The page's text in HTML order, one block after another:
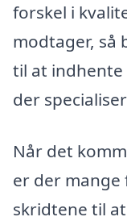
forskel i
modtager, så
til at
der
Når det
er der mange
skridtene til